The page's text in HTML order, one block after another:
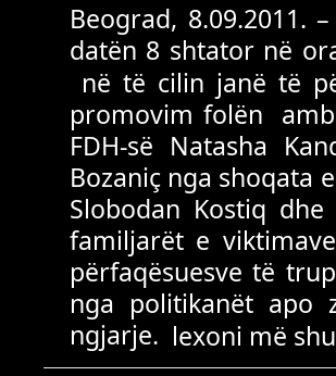
Beograd, 8.09.2011.
datën 8 shtator në
në të cilin janë të
promovim folën
FDH-së Natasha
Bozaniç nga shoqata
Slobodan Kostiq
familjarët e
përfaqësuesve të
nga politikanët apo
ngjarje. lexoni më